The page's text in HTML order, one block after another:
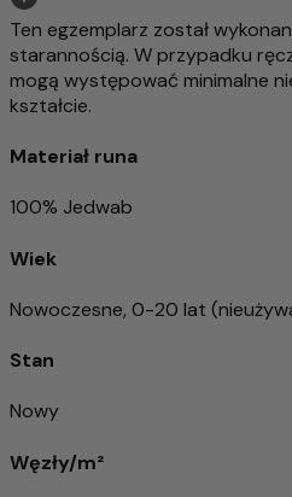
Ten egzemplarz został
starannością. W przypadku
mogą występować minimalne
kształcie.
Materiał runa
100% Jedwab
Wiek
Nowoczesne, 0-20 lat
Stan
Nowy
Węzły/m²